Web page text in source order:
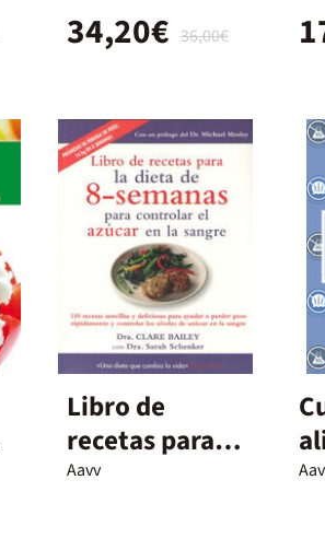
36,00€
34,20€
Libro de
recetas para la
dieta de 8-
Aavv